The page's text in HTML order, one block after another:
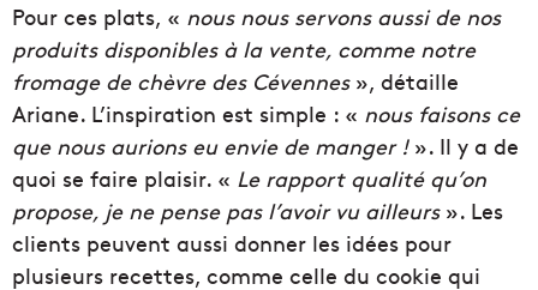
Pour ces plats, « nous nous servons aussi de nos
produits disponibles à la vente, comme notre
fromage de chèvre des Cévennes», détaille
Ariane. L’inspiration est simple : « nous faisons ce
que nous aurions eu envie de manger !». Il y a de
quoi se faire plaisir. « Le rapport qualité qu’on
propose, je ne pense pas l’avoir vu ailleurs». Les
clients peuvent aussi donner les idées pour
plusieurs recettes, comme celle du cookie qui